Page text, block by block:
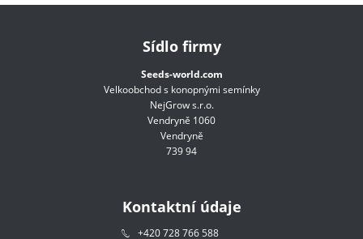
Sídlo firmy
Seeds-world.com
Velkoobchod s konopnými semínky
NejGrow s.r.o.
Vendryně 1060
Vendryně
739 94
Kontaktní údaje
+420 728 766 588